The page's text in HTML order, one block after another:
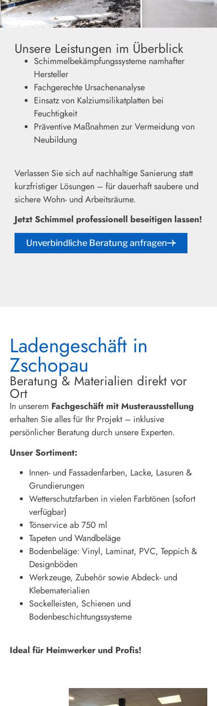
Unsere Leistungen im Überblick
Schimmelbekämpfungssysteme namhafter
Hersteller
Fachgerechte Ursachenanalyse
Einsatz von Kalziumsilikatplatten bei
Feuchtigkeit
Präventive Maßnahmen zur Vermeidung von
Neubildung
Verlassen Sie sich auf nachhaltige Sanierung statt
kurzfristiger Lösungen – für dauerhaft saubere und
sichere Wohn- und Arbeitsräume.
Jetzt Schimmel professionell beseitigen lassen!
Unverbindliche Beratung anfragen
Ladengeschäft in
Zschopau
Beratung & Materialien direkt vor
Ort
In unserem Fachgeschäft mit Musterausstellung
erhalten Sie alles für Ihr Projekt – inklusive
persönlicher Beratung durch unsere Experten.
Unser Sortiment:
Innen- und Fassadenfarben, Lacke, Lasuren &
Grundierungen
Wetterschutzfarben in vielen Farbtönen (sofort
verfügbar)
Tönservice ab 750 ml
Tapeten und Wandbeläge
Bodenbeläge: Vinyl, Laminat, PVC, Teppich &
Designböden
Werkzeuge, Zubehör sowie Abdeck- und
Klebematerialien
Sockelleisten, Schienen und
Bodenbeschichtungssysteme
Ideal für Heimwerker und Profis!